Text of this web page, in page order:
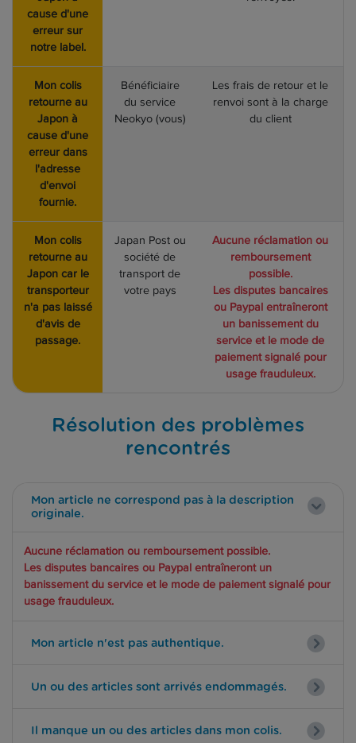
cause d'une
erreur sur
notre label.
Mon colis
retourne au
Japon à
cause d'une
erreur dans
l'adresse
d'envoi
fournie.
Bénéficiaire
du service
Neokyo (vous)
Les frais de retour et le
renvoi sont à la charge
du client
Mon colis
retourne au
Japon car le
transporteur
n'a pas laissé
d'avis de
passage.
Japan Post ou
société de
transport de
votre pays
Aucune réclamation ou
remboursement
possible.
Les disputes bancaires
ou Paypal entraîneront
un banissement du
service et le mode de
paiement signalé pour
usage frauduleux.
Résolution des problèmes
rencontrés
Mon article ne correspond pas à la description
originale.
Aucune réclamation ou remboursement possible.
Les disputes bancaires ou Paypal entraîneront un
banissement du service et le mode de paiement signalé pour
usage frauduleux.
Mon article n'est pas authentique.
Un ou des articles sont arrivés endommagés.
Il manque un ou des articles dans mon colis.